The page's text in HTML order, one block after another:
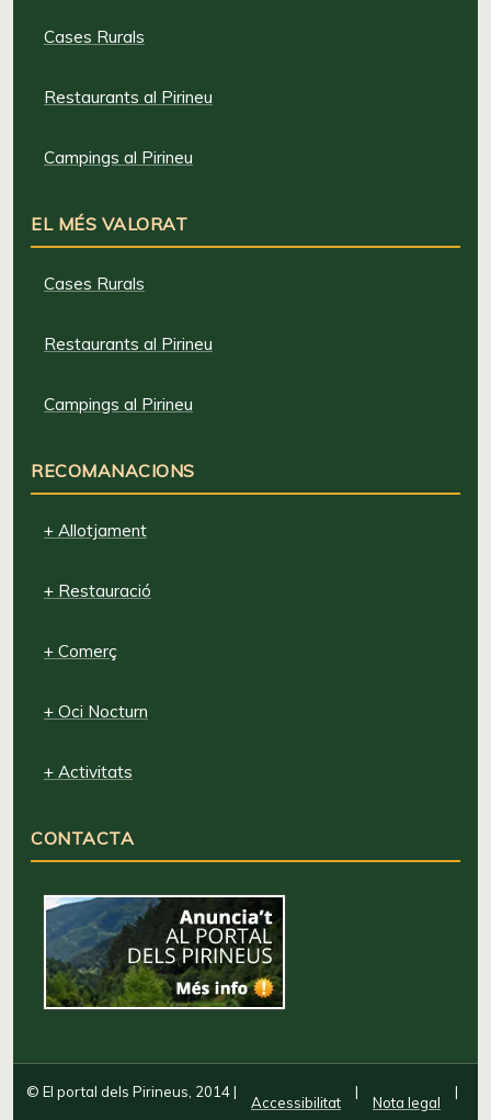
Cases Rurals
Restaurants al Pirineu
Campings al Pirineu
EL MÉS VALORAT
Cases Rurals
Restaurants al Pirineu
Campings al Pirineu
RECOMANACIONS
+ Allotjament
+ Restauració
+ Comerç
+ Oci Nocturn
+ Activitats
CONTACTA
© El portal dels Pirineus, 2014|
Accessibilitat
|
Nota legal
|